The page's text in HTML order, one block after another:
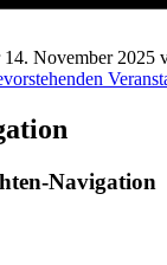
November 2025
Navigation